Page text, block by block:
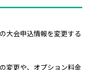
大会申込情報を変更する
変更や、オプション料金